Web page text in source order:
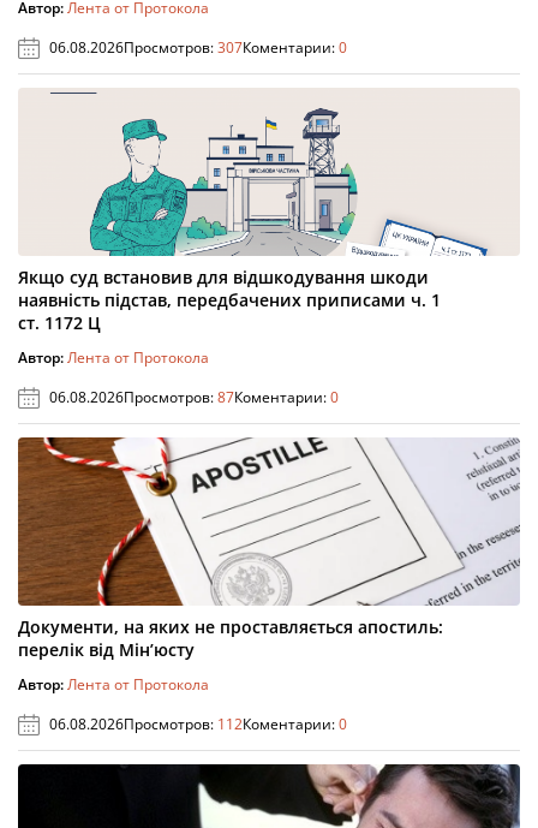
Автор:Лента от Протокола
06.08.2026Просмотров:307Коментарии:0
Якщо суд встановив для відшкодування шкоди
наявність підстав, передбачених приписами ч. 1
ст. 1172 Ц
Автор:Лента от Протокола
06.08.2026Просмотров:87Коментарии:0
Документи, на яких не проставляється апостиль:
перелік від Мін’юсту
Автор:Лента от Протокола
06.08.2026Просмотров: 112Коментарии:0